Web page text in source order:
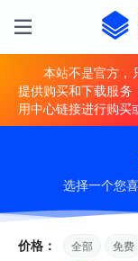
本站不是官方，
提供购买和下载服务
用中心链接进行购买
选择一个您
价格： 全部 免费